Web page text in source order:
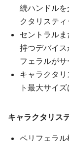
続ハンドル
クタリステ
セントラル
持つデバイ
フェラルが
キャラクタ
ト最大サイ
キャラクタリス
ペリフェラ